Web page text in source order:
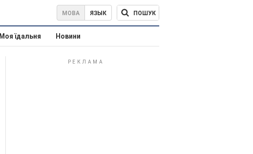
МОВА ЯЗЫК ПОШУК
Моя їдальня Новини